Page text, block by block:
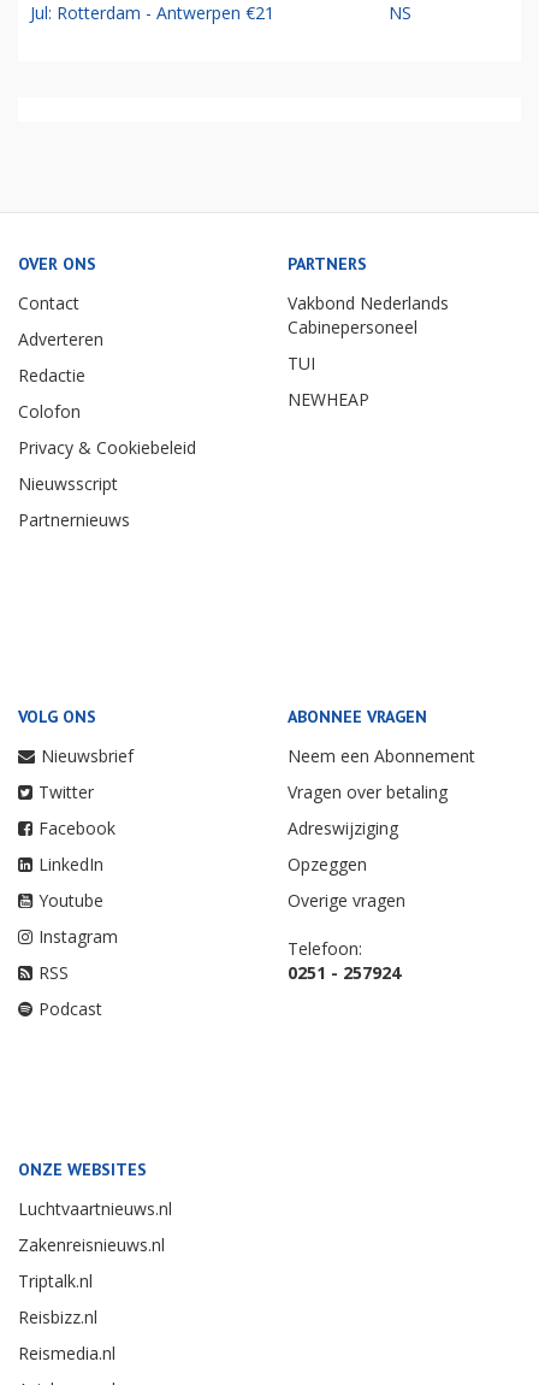
Jul: Rotterdam - Antwerpen €21 NS
OVER ONS
Contact
Adverteren
Redactie
Colofon
Privacy & Cookiebeleid
Nieuwsscript
Partnernieuws
PARTNERS
Vakbond Nederlands
Cabinepersoneel
TUI
NEWHEAP
VOLG ONS
Nieuwsbrief
Twitter
Facebook
LinkedIn
Youtube
Instagram
RSS
Podcast
ABONNEE VRAGEN
Neem een Abonnement
Vragen over betaling
Adreswijziging
Opzeggen
Overige vragen
Telefoon:
0251 - 257924
ONZE WEBSITES
Luchtvaartnieuws.nl
Zakenreisnieuws.nl
Triptalk.nl
Reisbizz.nl
Reismedia.nl